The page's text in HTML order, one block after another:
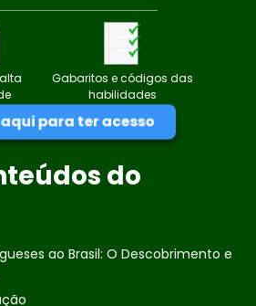
Gabaritos e códigos das
habilidades
para ter acesso
do
ao Brasil: O Descobrimento e